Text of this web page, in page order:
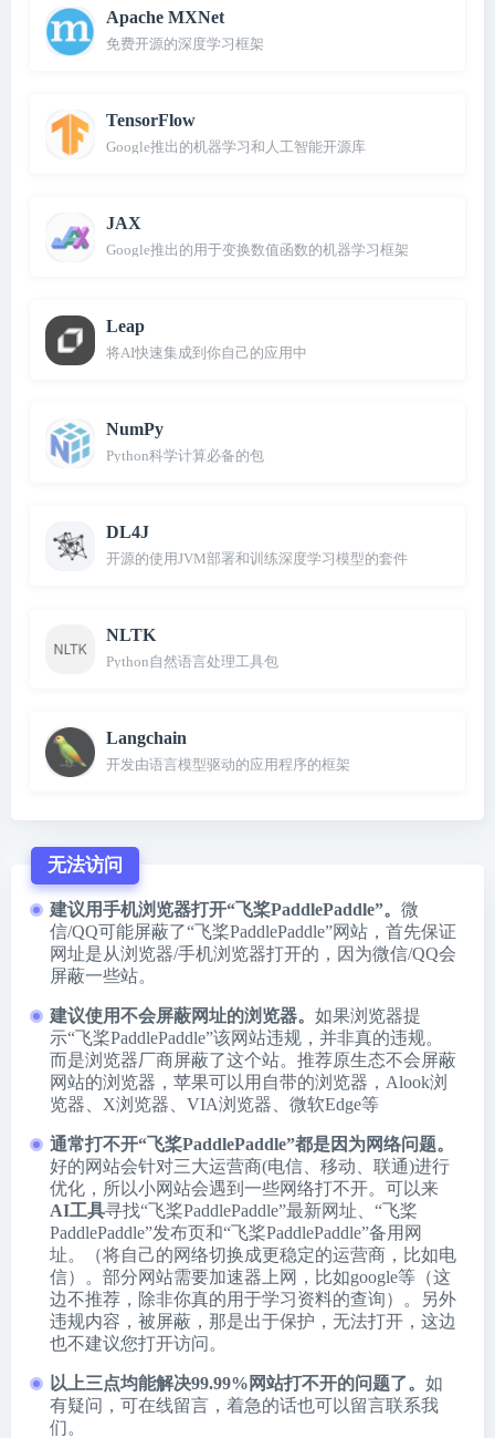
Apache MXNet
免费开源的深度学习框架
TensorFlow
Google推出的机器学习和人工智能开源库
JAX
Google推出的用于变换数值函数的机器学习框架
Leap
将AI快速集成到你自己的应用中
NumPy
Python科学计算必备的包
DL4J
开源的使用JVM部署和训练深度学习模型的套件
NLTK
Python自然语言处理工具包
Langchain
开发由语言模型驱动的应用程序的框架
无法访问
建议用手机浏览器打开“飞桨PaddlePaddle”。 微
信/QQ可能屏蔽了“飞桨PaddlePaddle”网站，首先保证
网址是从浏览器/手机浏览器打开的，因为微信/QQ会
屏蔽一些站。
建议使用不会屏蔽网址的浏览器。 如果浏览器提
示“飞桨PaddlePaddle”该网站违规，并非真的违规。
而是浏览器厂商屏蔽了这个站。推荐原生态不会屏蔽
网站的浏览器，苹果可以用自带的浏览器， Alook浏
览器
X浏览器 VIA浏览器 微软Edge等
通常打不开“飞桨PaddlePaddle”都是因为网络问题。
好的网站会针对三大运营商(电信、移动、联通)进行
优化，所以小网站会遇到一些网络打不开。可以来
AI工具寻找“飞桨PaddlePaddle”最新网址、“飞桨
PaddlePaddle”发布页和“飞桨PaddlePaddle”备用网
址。（将自己的网络切换成更稳定的运营商，比如电
信）。部分网站需要加速器上网，比如google等（这
边不推荐，除非你真的用于学习资料的查询）。另外
违规内容，被屏蔽，那是出于保护，无法打开，这边
也不建议您打开访问。
以上三点均能解决99.99%网站打不开的问题了。 如
有疑问，可在线留言，着急的话也可以留言联系我
们。